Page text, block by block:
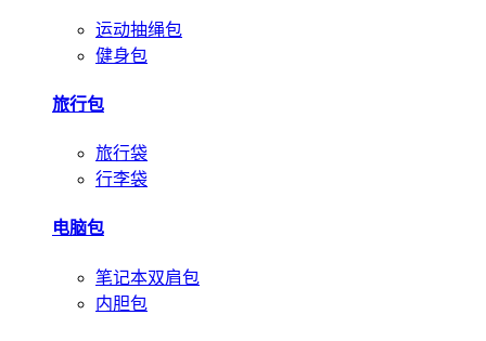
运动抽绳包
健身包
旅行包
旅行袋
行李袋
电脑包
笔记本双肩包
内胆包